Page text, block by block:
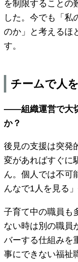
を制限することの
した。今でも「私
のか」と考えるほ
す。
チームで人
――組織運営で大
か？
後見の支援は突発
変があればすぐに
ん。個人では不可
んなで1人を見る
子育て中の職員も
ない時は別の職員
バーする仕組みを
事にできない福祉